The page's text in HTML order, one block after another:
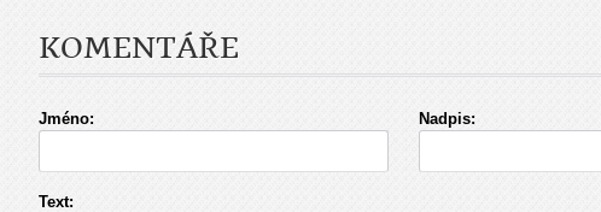
KOMENTÁŘE
Jméno: Nadpis:
Text: